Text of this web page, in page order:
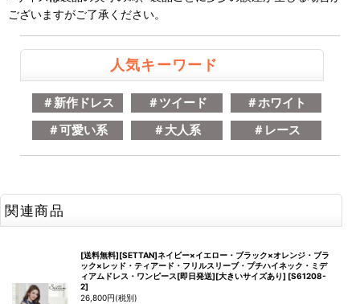
ございますがご了承ください。
人気キーワード
＃新作ドレス ＃ツイード
＃ホワイト
＃可愛い系
＃大人系 ＃レース
関連商品
[送料無料][SETTAN]ネイビー×イエロー・ブラック×オレンジ・ブラ
ック×レッド・ティアード・フリルスリーブ・プチハイネック・ミデ
ィアムドレス・ワンピース[即日発送][大きいサイズあり] [S61208-
2]
26,800円(税別)